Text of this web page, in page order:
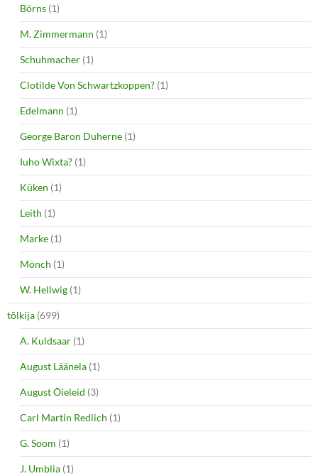
Börns (1)
M. Zimmermann (1)
Schuhmacher (1)
Clotilde Von Schwartzkoppen? (1)
Edelmann (1)
George Baron Duherne (1)
Iuho Wixta? (1)
Küken (1)
Leith (1)
Marke (1)
Mönch (1)
W. Hellwig (1)
tõlkija (699)
A. Kuldsaar (1)
August Läänela (1)
August Õieleid (3)
Carl Martin Redlich (1)
G. Soom (1)
J. Umblia (1)